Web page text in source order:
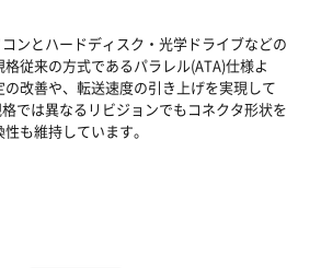
ンとハードディスク・光学ドライブなどの
従来の方式であるパラレル(ATA)仕様よ
改善や、転送速度の引き上げを実現して
では異なるリビジョンでもコネクタ形状を
も維持しています。